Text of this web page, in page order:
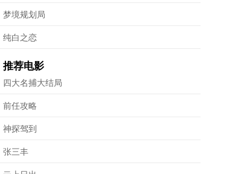
梦境规划局
纯白之恋
推荐电影
四大名捕大结局
前任攻略
神探驾到
张三丰